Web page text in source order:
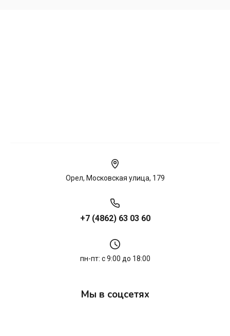
Орел, Московская улица, 179
+7 (4862) 63 03 60
пн-пт: с 9:00 до 18:00
Мы в соцсетях